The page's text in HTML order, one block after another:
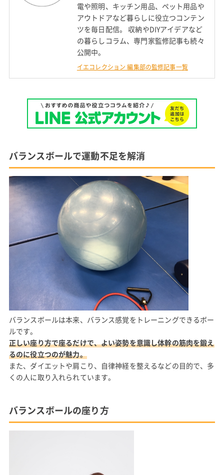
電や照明、キッチン用品、ペット用品や
アウトドアなど暮らしに役立つコンテン
ツを毎日配信。 収納やDIYアイデアなど
の暮らしコラム、専門家監修記事も続々
公開中。
イエコレクション 編集部の監修記事一覧
バランスボールで運動不足を解消
バランスボールは本来、バランス感覚をトレーニングできるボー
ルです。
正しい座り方で座るだけで、よい姿勢を意識し体幹の筋肉を鍛え
るのに役立つのが魅力。
また、ダイエットや肩こり、自律神経を整えるなどの目的で、多
くの人に取り入れられています。
バランスボールの座り方